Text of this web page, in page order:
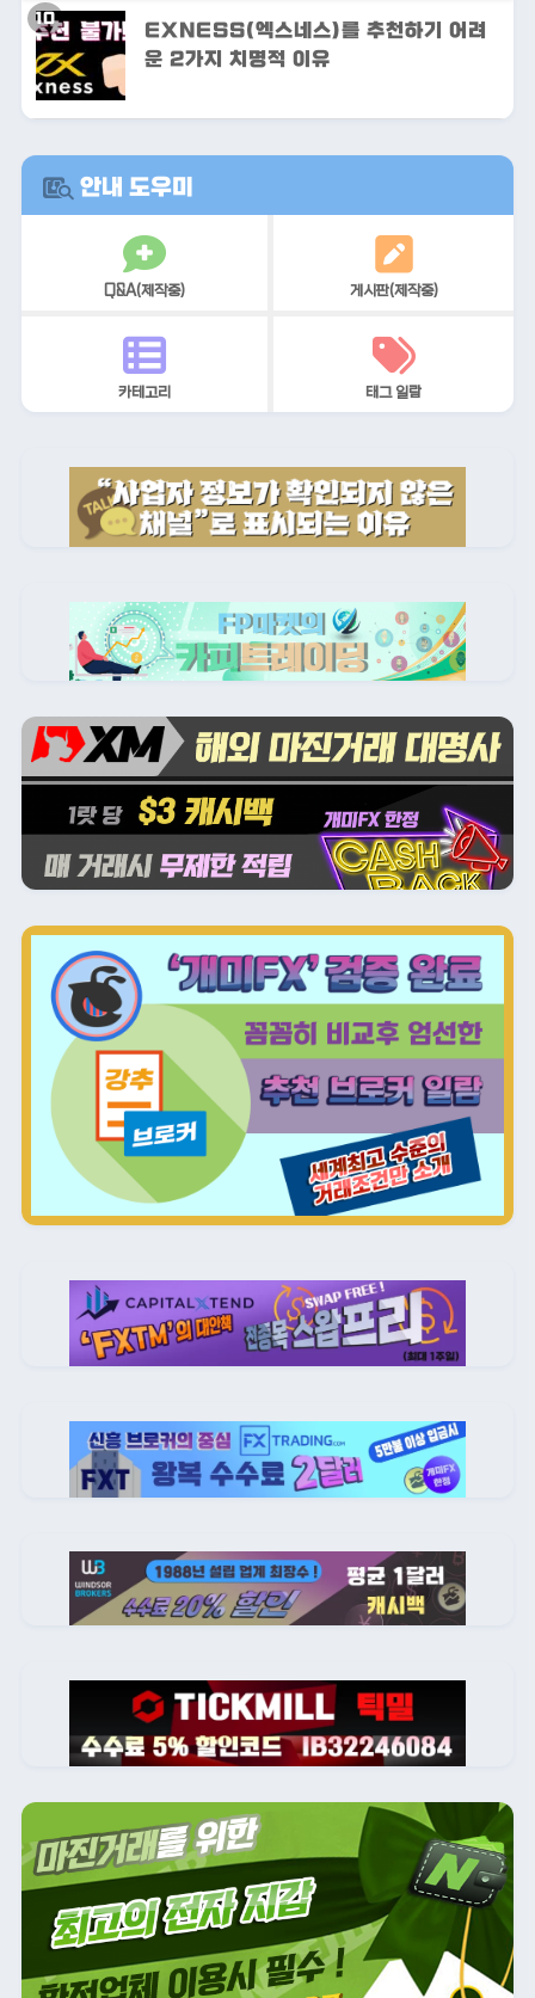
EXNESS(엑스네스)를 추천하기 어려
운 2가지 치명적 이유
안내 도우미
Q&A(제작중) 게시판(제작중)
카테고리 태그 일람